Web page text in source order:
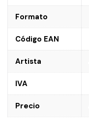
Formato
Código EAN
Artista
IVA
Precio